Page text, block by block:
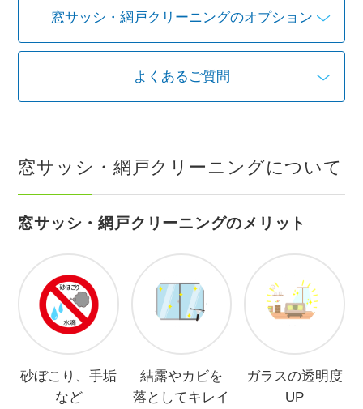
窓サッシ・網戸クリーニングのオプション
よくあるご質問
窓サッシ・網戸クリーニングについて
窓サッシ・網戸クリーニングのメリット
砂ぼこり、手垢
など
結露やカビを
落としてキレイ
ガラスの透明度
UP